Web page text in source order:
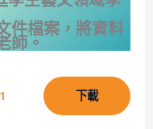
件檔案，將資料
師。
下載